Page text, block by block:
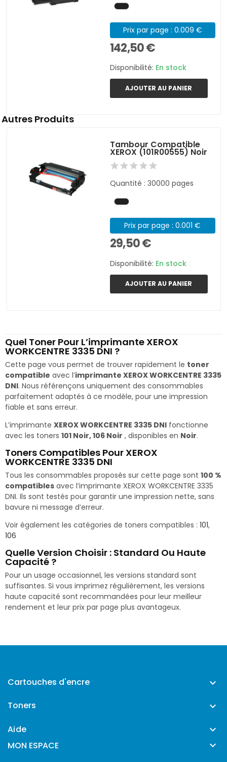
Prix par page : 0.009 €
142,50 €
Disponibilité: En stock
AJOUTER AU PANIER
Autres Produits
Tambour Compatible
XEROX (101R00555) Noir
Quantité : 30000 pages
Prix par page : 0.001 €
29,50 €
Disponibilité: En stock
AJOUTER AU PANIER
Quel Toner Pour L’imprimante XEROX
WORKCENTRE 3335 DNI ?
Cette page vous permet de trouver rapidement le toner
compatible avec l’imprimante XEROX WORKCENTRE 3335
DNI. Nous référençons uniquement des consommables
parfaitement adaptés à ce modèle, pour une impression
fiable et sans erreur.
L’imprimante XEROX WORKCENTRE 3335 DNI fonctionne
avec les toners 101 Noir, 106 Noir , disponibles en Noir.
Toners Compatibles Pour XEROX
WORKCENTRE 3335 DNI
Tous les consommables proposés sur cette page sont 100 %
compatibles avec l’imprimante XEROX WORKCENTRE 3335
DNI. Ils sont testés pour garantir une impression nette, sans
bavure ni message d’erreur.
Voir également les catégories de toners compatibles : 101,
106
Quelle Version Choisir : Standard Ou Haute
Capacité ?
Pour un usage occasionnel, les versions standard sont
suffisantes. Si vous imprimez régulièrement, les versions
haute capacité sont recommandées pour leur meilleur
rendement et leur prix par page plus avantageux.
Cartouches d'encre 
Toners 
Aide 
MON ESPACE 